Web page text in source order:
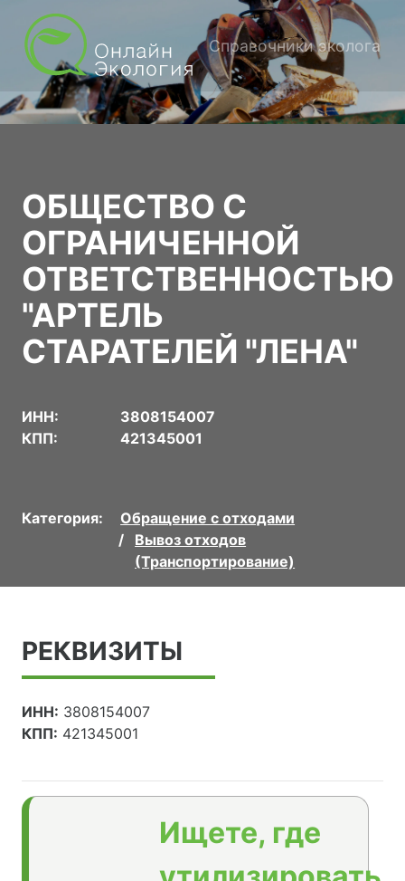
Справочники эколога
ОБЩЕСТВО С
ОГРАНИЧЕННОЙ
ОТВЕТСТВЕННОСТЬЮ
"АРТЕЛЬ
СТАРАТЕЛЕЙ "ЛЕНА"
ИНН:
3808154007
КПП:
421345001
Категория:
Обращение с отходами
Вывоз отходов
(Транспортирование)
РЕКВИЗИТЫ
ИНН: 3808154007
КПП: 421345001
Ищете, где